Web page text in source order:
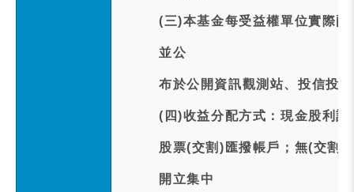
(三)本基金每受益權單位實際
並公
布於公開資訊觀測站、投信投
(四)收益分配方式：現金股利
股票(交割)匯撥帳戶；無(交割)
開立集中